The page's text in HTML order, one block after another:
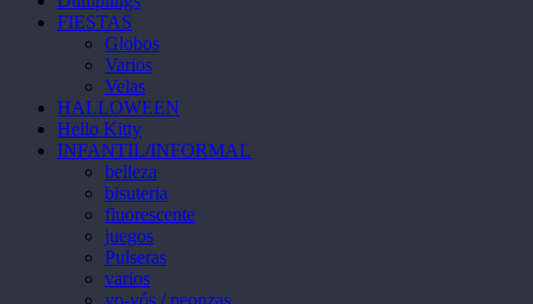
FIESTAS
Globos
Varios
Velas
HALLOWEEN
Hello Kitty
INFANTIL/INFORMAL
belleza
bisuteria
fluorescente
juegos
Pulseras
varios
yo-yós / peonzas